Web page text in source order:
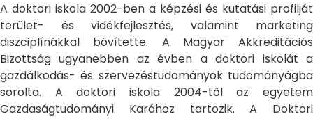
A doktori iskola 2002-ben a képzési és kutatási profilját
terület- és vidékfejlesztés, valamint marketing
diszciplínákkal bővítette. A Magyar Akkreditációs
Bizottság ugyanebben az évben a doktori iskolát a
gazdálkodás- és szervezéstudományok tudományágba
sorolta. A doktori iskola 2004-től az egyetem
Gazdaságtudományi Karához tartozik. A Doktori